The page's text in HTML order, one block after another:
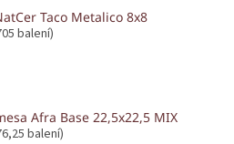
Taco Metalico 8x8
balení)
Afra Base 22,5x22,5 MIX
balení)